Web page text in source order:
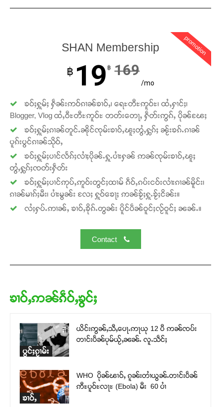
promotion
SHAN Membership
฿ 19 ฿ 169
/mo
ၶဝ်ႈႁူမ်ႈ ႁဵၼ်းဢဝ်ၵၢၼ်ၶၢဝ်ႇ၊ ရေႊတီႊဢူဝ်ႊ၊ ထႆႇႁၢင်ႈ၊
Blogger, Vlog ထႆႇဝီႊတီႊဢူဝ်ႊ တတ်းတေႃႇ ႁဵတ်းဢွၵ်ႇ ပိုၼ်ၽႄႈ
ၶဝ်ႈႁူမ်ႈၵၢၼ်တူင်ႉၼိုင်ၸုမ်းၶၢဝ်ႇၽူႈတွႆႇႁွၵ်ႈ ၼႂ်းၶၵ်ႉၵၢၼ်
ပူၵ်းပွင်ၵၢၼ်သိုဝ်ႇ
ၶဝ်ႈႁူမ်ႈပၢင်လႅၵ်ႈလၢႆႈပိုၼ်ႉႁူႉပၢႆးႁၼ် ဢၼ်ၸုမ်းၶၢဝ်ႇၽူႈ
တွႆႇႁွၵ်ႈၸတ်းႁဵတ်း
ၶဝ်ႈႁူမ်ႈပၢင်ဢုပ်ႇဢူဝ်းတွင်ႈထၢမ် ၵဵဝ်ႇၵပ်းငဝ်းလၢႆးၵၢၼ်မိူင်း၊
ၵၢၼ်မၢၵ်ႈမီး၊ ပၢႆးမွၼ်း လႄႈ ႁူဝ်ၶေႃႈ ဢၼ်ၶႂ်ႈႁူႉၶႂ်ႈငိၼ်း။
လႆႈႁပ်ႉဢၢၼ်ႇ ၶၢဝ်ႇၶိုၵ်ႉတွၼ်း ပိူင်ပဵၼ်ဝူင်ႈလႂ်ဝူင်ႈ ၼၼ်ႉ။
Contact
ၶၢဝ်ႇဢၼ်ၵဵဝ်ႇၶွင်ႈ
ပွင်ႈၵႂၢမ်း
ယိင်းဢွၼ်ႇသီႇပေႃႉဢႃယု 12 ပီ ဢၼ်ၸပ်း
တၢင်းပဵၼ်ပုမ်ယႂ်ႇၼၼ်ႉ လူႉသဵင်ႈ
ၶၢဝ်ႇ
WHO ပိုၼ်ၽၢဝ်ႇ ၵူၼ်းတၢႆယွၼ်ႉတၢင်းပဵၼ်
ဢီႊပူဝ်ႊလႃႊ (Ebola) မီး 60 ပၢႆ